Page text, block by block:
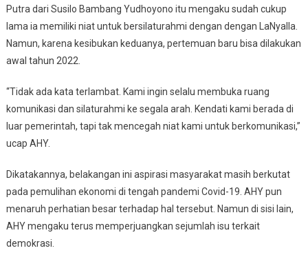
Putra dari Susilo Bambang Yudhoyono itu mengaku sudah cukup
lama ia memiliki niat untuk bersilaturahmi dengan dengan LaNyalla.
Namun, karena kesibukan keduanya, pertemuan baru bisa dilakukan
awal tahun 2022.
“Tidak ada kata terlambat. Kami ingin selalu membuka ruang
komunikasi dan silaturahmi ke segala arah. Kendati kami berada di
luar pemerintah, tapi tak mencegah niat kami untuk berkomunikasi,”
ucap AHY.
Dikatakannya, belakangan ini aspirasi masyarakat masih berkutat
pada pemulihan ekonomi di tengah pandemi Covid-19. AHY pun
menaruh perhatian besar terhadap hal tersebut. Namun di sisi lain,
AHY mengaku terus memperjuangkan sejumlah isu terkait
demokrasi.